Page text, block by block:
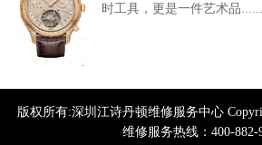
时工具，更是一件艺术品......
版权所有:深圳江诗丹顿维修服务中心
维修服务热线：400-882-